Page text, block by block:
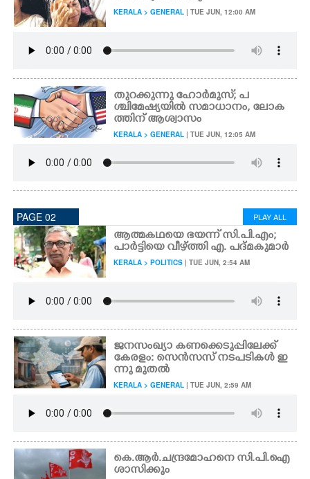
INFO+
ART
ASTRO
CARTOONS
ZOOM
CONTACT US
KERALA > GENERAL | TUE JUN, 12:00 AM
തുറക്കുന്നു ഹോർമുസ് ; പ
ശ്ചിമേഷ്യയിൽ സമാധാനം, ലോക
ത്തിന് ആശ്വാസം
KERALA > GENERAL | TUE JUN, 12:05 AM
PAGE 02 PLAY ALL
ആത്മകഥയെ ഭയന്ന് സി.പി.എം;
പാർട്ടിയെ വീഴ്ത്തി എ. പദ്മകുമാർ
KERALA > POLITICS | TUE JUN, 2:54 AM
ജനസംഖ്യാ കണക്കെടുപ്പിലേക്ക്
കേരളം: സെൻസസ് നടപടികൾ ഇ
ന്നു മുതൽ
KERALA > GENERAL | TUE JUN, 2:59 AM
കെ.ആർ.ചന്ദ്രമോഹനെ സി.പി.ഐ
ശാസിക്കും